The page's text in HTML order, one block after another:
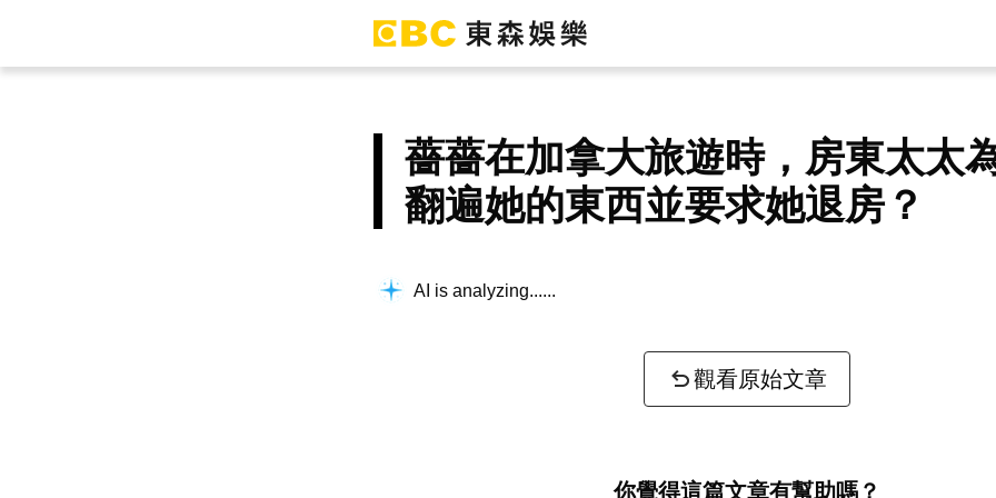
薔薔在加拿大旅遊時，房東太太
翻遍她的東西並要求她退房？
AI is analyzing...
觀看原始文章
你覺得這篇文章有幫助嗎？